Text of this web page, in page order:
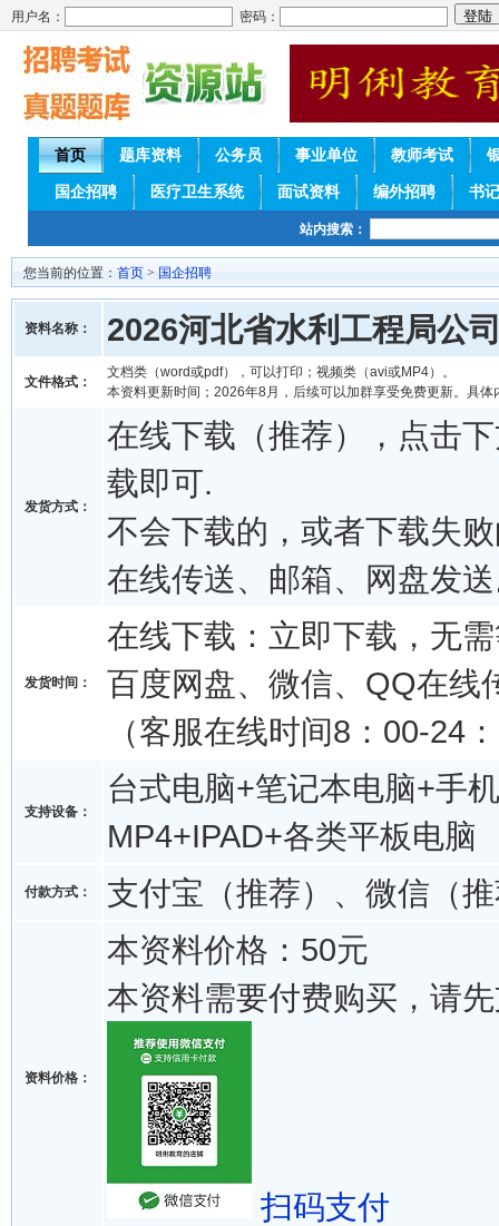
用户名： 密码：
首页 题库资料 公务员 事业单位 教师考试
国企招聘 医疗卫生系统 面试资料 编外招聘 书
站内搜索：
您当前的位置： 首页 > 国企招聘
资料名称： 2026河北省水利工程局公
文件格式：
文档类（word或pdf），可以打印；视频类（avi或MP4）。
本资料更新时间；2026年8月，后续可以加群享受免费更新。具体
发货方式：
在线下载（推荐），点击
载即可.
不会下载的，或者下载失
在线传送、邮箱、网盘发
发货时间：
在线下载：立即下载，无
百度网盘、微信、QQ在线
（客服在线时间8：00-24
支持设备：
台式电脑+笔记本电脑+手
MP4+IPAD+各类平板电脑
付款方式： 支付宝（推荐）、微信（
资料价格：
本资料价格：50元
本资料需要付费购买，请
扫码支付